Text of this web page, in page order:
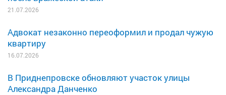
21.07.2026
Адвокат незаконно переоформил и продал чужую
квартиру
16.07.2026
В Приднепровске обновляют участок улицы
Александра Данченко